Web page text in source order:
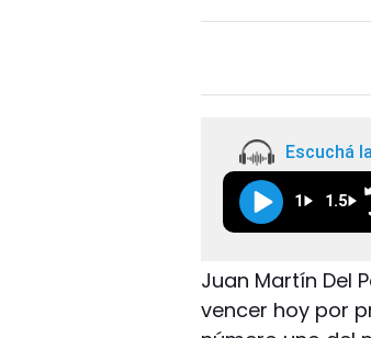
Escuchá
1 1.5
Juan Martín Del
vencer hoy por